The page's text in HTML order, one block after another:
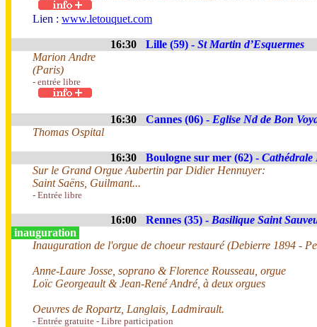
Lien : www.letouquet.com
16:30 Lille (59) - St Martin d’Esquermes
Marion Andre
(Paris)
- entrée libre
16:30 Cannes (06) - Eglise Nd de Bon
Thomas Ospital
16:30 Boulogne sur mer (62) - Cathédrale
Sur le Grand Orgue Aubertin par Didier Hennuyer:
Saint Saëns, Guilmant...
- Entrée libre
16:00 Rennes (35) - Basilique Saint
inauguration
Inauguration de l'orgue de choeur restauré (Debierre 1894 -
Anne-Laure Josse, soprano & Florence Rousseau, orgue
Loïc Georgeault & Jean-René André, à deux orgues
Oeuvres de Ropartz, Langlais, Ladmirault.
- Entrée gratuite - Libre participation